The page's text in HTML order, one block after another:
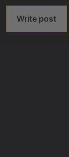
Write post